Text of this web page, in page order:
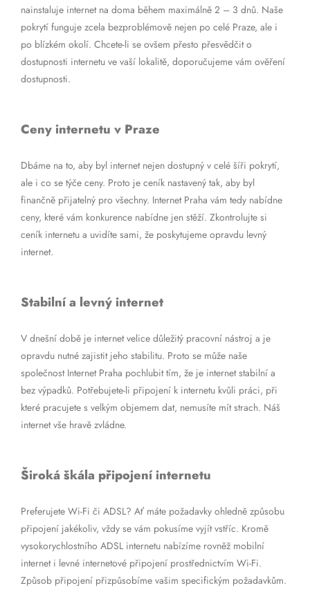
nainstaluje internet na doma během maximálně 2 – 3 dnů. Naše
pokrytí funguje zcela bezproblémově nejen po celé Praze, ale i
po blízkém okolí. Chcete-li se ovšem přesto přesvědčit o
dostupnosti internetu ve vaší lokalitě, doporučujeme vám ověření
dostupnosti.
Ceny internetu v Praze
Dbáme na to, aby byl internet nejen dostupný v celé šíři pokrytí,
ale i co se týče ceny. Proto je ceník nastavený tak, aby byl
finančně přijatelný pro všechny. Internet Praha vám tedy nabídne
ceny, které vám konkurence nabídne jen stěží. Zkontrolujte si
ceník internetu a uvidíte sami, že poskytujeme opravdu levný
internet.
Stabilní a levný internet
V dnešní době je internet velice důležitý pracovní nástroj a je
opravdu nutné zajistit jeho stabilitu. Proto se může naše
společnost Internet Praha pochlubit tím, že je internet stabilní a
bez výpadků. Potřebujete-li připojení k internetu kvůli práci, při
které pracujete s velkým objemem dat, nemusíte mít strach. Náš
internet vše hravě zvládne.
Široká škála připojení internetu
Preferujete Wi-Fi či ADSL? Ať máte požadavky ohledně způsobu
připojení jakékoliv, vždy se vám pokusíme vyjít vstříc. Kromě
vysokorychlostního ADSL internetu nabízíme rovněž mobilní
internet i levné internetové připojení prostřednictvím Wi-Fi.
Způsob připojení přizpůsobíme vašim specifickým požadavkům.